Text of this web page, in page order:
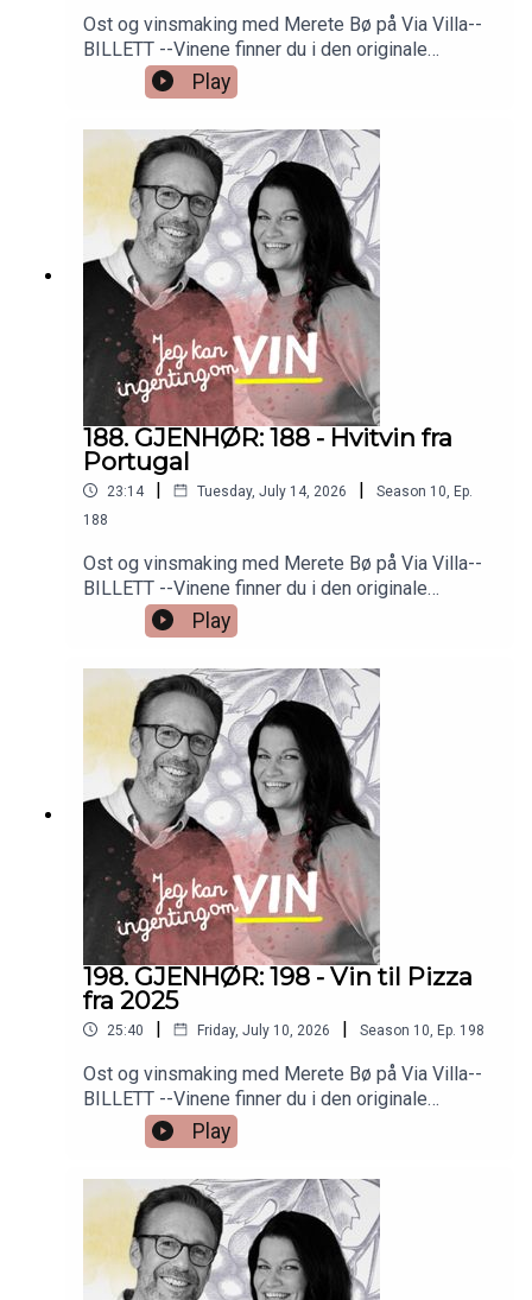
Ost og vinsmaking med Merete Bø på Via Villa--
BILLETT --Vinene finner du i den originale
episoden nr 6. Så bare å skrooooolle ned!
Play
188. GJENHØR: 188 - Hvitvin fra
Portugal
23:14 | Tuesday, July 14, 2026 | Season 10, Ep.
188
Ost og vinsmaking med Merete Bø på Via Villa--
BILLETT --Vinene finner du i den originale
episoden nr 6. Så bare å skrooooolle ned!
Play
198. GJENHØR: 198 - Vin til Pizza
fra 2025
25:40 | Friday, July 10, 2026 | Season 10, Ep. 198
Ost og vinsmaking med Merete Bø på Via Villa--
BILLETT --Vinene finner du i den originale
episoden nr 6. Så bare å skrooooolle ned!
Play